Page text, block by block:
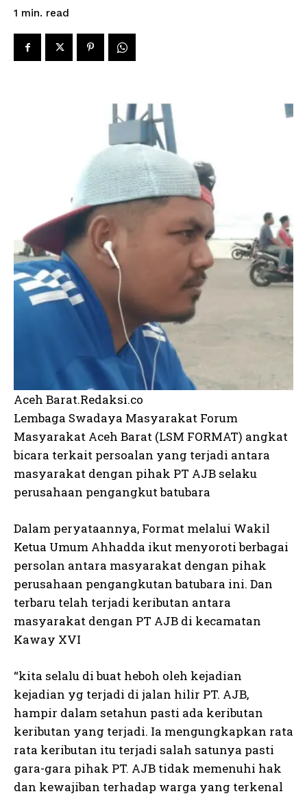
1 min. read
Aceh Barat.Redaksi.co
Lembaga Swadaya Masyarakat Forum
Masyarakat Aceh Barat (LSM FORMAT) angkat
bicara terkait persoalan yang terjadi antara
masyarakat dengan pihak PT AJB selaku
perusahaan pengangkut batubara
Dalam peryataannya, Format melalui Wakil
Ketua Umum Ahhadda ikut menyoroti berbagai
persolan antara masyarakat dengan pihak
perusahaan pengangkutan batubara ini. Dan
terbaru telah terjadi keributan antara
masyarakat dengan PT AJB di kecamatan
Kaway XVI
“kita selalu di buat heboh oleh kejadian
kejadian yg terjadi di jalan hilir PT. AJB,
hampir dalam setahun pasti ada keributan
keributan yang terjadi. Ia mengungkapkan rata
rata keributan itu terjadi salah satunya pasti
gara-gara pihak PT. AJB tidak memenuhi hak
dan kewajiban terhadap warga yang terkenal